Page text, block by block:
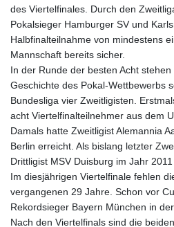
des Viertelfinales. Durch den
Pokalsieger Hamburger SV und
Halbfinalteilnahme von mindestens
Mannschaft bereits sicher.
In der Runde der besten Acht
Geschichte des Pokal-Wettbewerbs
Bundesliga vier Zweitligisten.
acht Viertelfinalteilnehmer aus dem
Damals hatte Zweitligist Alemannia
Berlin erreicht. Als bislang letzter
Drittligist MSV Duisburg im Jahr
Im diesjährigen Viertelfinale fehlen
vergangenen 29 Jahre. Schon vor
Rekordsieger Bayern München in
Nach den Viertelfinals sind die